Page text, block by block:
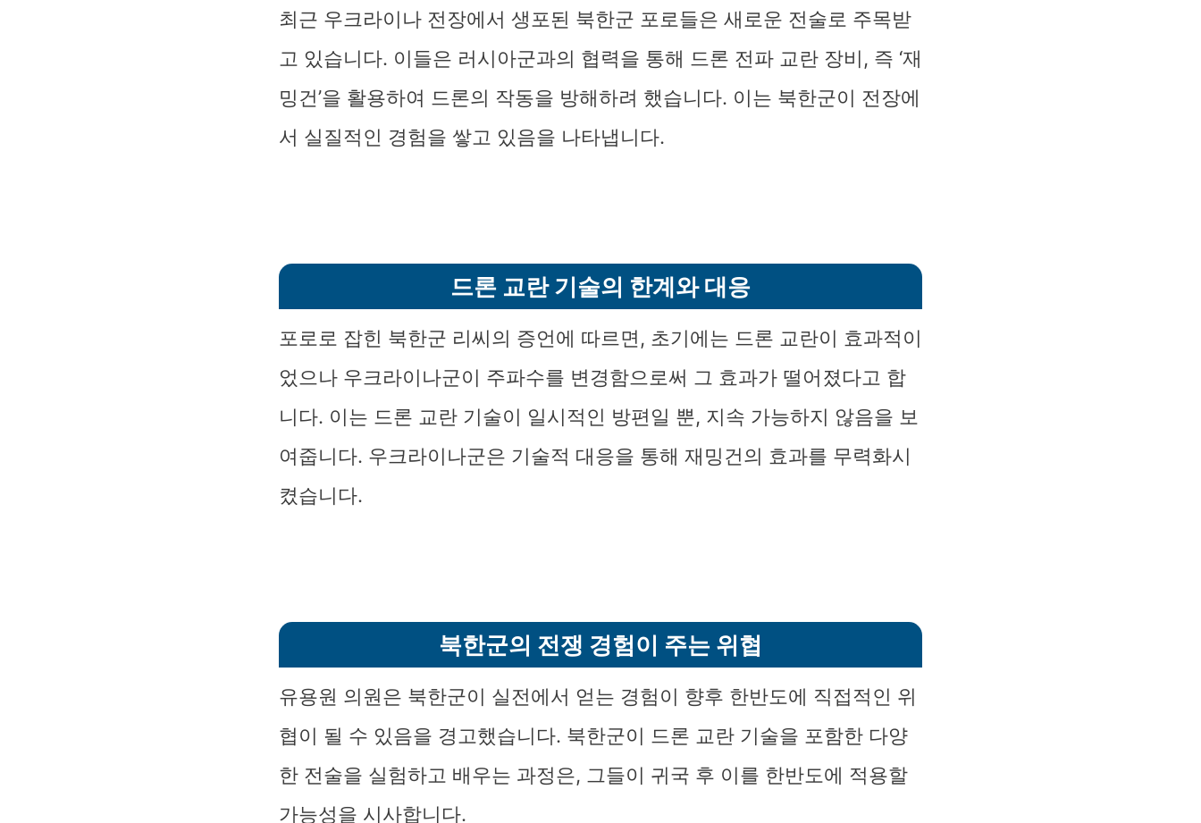
최근 우크라이나 전장에서 생포된 북한군 포로들은 새로운 전술로 주목받
고 있습니다. 이들은 러시아군과의 협력을 통해 드론 전파 교란 장비, 즉 ‘재
밍건’을 활용하여 드론의 작동을 방해하려 했습니다. 이는 북한군이 전장에
서 실질적인 경험을 쌓고 있음을 나타냅니다.
드론 교란 기술의 한계와 대응
포로로 잡힌 북한군 리씨의 증언에 따르면, 초기에는 드론 교란이 효과적이
었으나 우크라이나군이 주파수를 변경함으로써 그 효과가 떨어졌다고 합
니다. 이는 드론 교란 기술이 일시적인 방편일 뿐, 지속 가능하지 않음을 보
여줍니다. 우크라이나군은 기술적 대응을 통해 재밍건의 효과를 무력화시
켰습니다.
북한군의 전쟁 경험이 주는 위협
유용원 의원은 북한군이 실전에서 얻는 경험이 향후 한반도에 직접적인 위
협이 될 수 있음을 경고했습니다. 북한군이 드론 교란 기술을 포함한 다양
한 전술을 실험하고 배우는 과정은, 그들이 귀국 후 이를 한반도에 적용할
가능성을 시사합니다.